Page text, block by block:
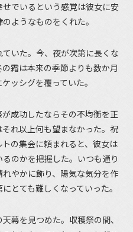
でいるという感覚は彼女に安
ようなものをくれた。
いた。今、夜が次第に長くな
霜は本来の季節よりも数か月
ッシグを覆っていた。
成功したならその不均衡を正
れ以上何も望まなかった。祝
の集会に頼まれると、彼女は
のかを把握した。いつも通り
やかに飾り、陽気な気分を作
とても難しくなっていった。
幕を見つめた。収穫祭の間、